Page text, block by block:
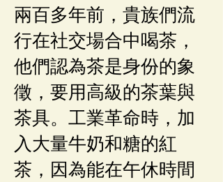
兩百多年前，貴族們流
行在社交場合中喝茶，
他們認為茶是身份的象
徵，要用高級的茶葉與
茶具。工業革命時，加
入大量牛奶和糖的紅
茶，因為能在午休時間